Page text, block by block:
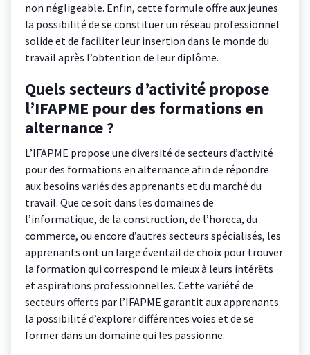
non négligeable. Enfin, cette formule offre aux jeunes
la possibilité de se constituer un réseau professionnel
solide et de faciliter leur insertion dans le monde du
travail après l’obtention de leur diplôme.
Quels secteurs d’activité propose
l’IFAPME pour des formations en
alternance ?
L’IFAPME propose une diversité de secteurs d’activité
pour des formations en alternance afin de répondre
aux besoins variés des apprenants et du marché du
travail. Que ce soit dans les domaines de
l’informatique, de la construction, de l’horeca, du
commerce, ou encore d’autres secteurs spécialisés, les
apprenants ont un large éventail de choix pour trouver
la formation qui correspond le mieux à leurs intérêts
et aspirations professionnelles. Cette variété de
secteurs offerts par l’IFAPME garantit aux apprenants
la possibilité d’explorer différentes voies et de se
former dans un domaine qui les passionne.